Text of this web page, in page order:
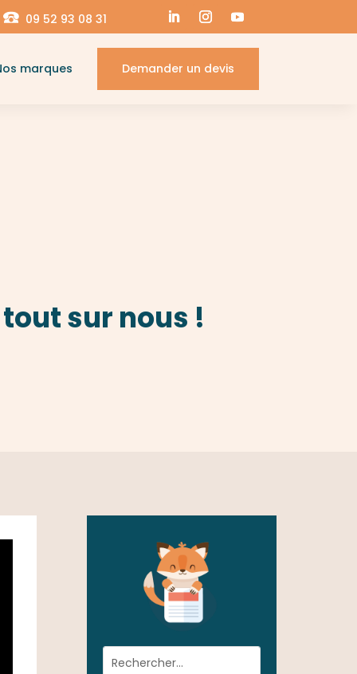
09 52 93 08 31
marques Demander un devis
sur nous !